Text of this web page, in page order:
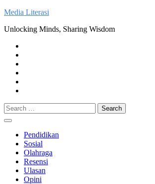
Skip
content
Media Literasi
Unlocking Minds, Sharing Wisdom
Search
for:
Pendidikan
Sosial
Olahraga
Resensi
Ulasan
Opini